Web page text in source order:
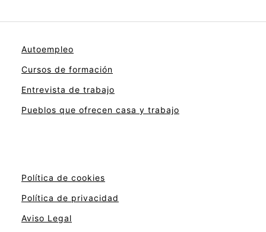
Autoempleo
Cursos de formación
Entrevista de trabajo
Pueblos que ofrecen casa y trabajo
Política de cookies
Política de privacidad
Aviso Legal